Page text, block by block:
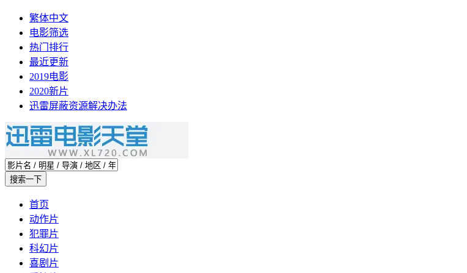
繁体中文
电影筛选
热门排行
最近更新
2019电影
2020新片
迅雷屏蔽资源解决办法
首页
动作片
犯罪片
科幻片
喜剧片